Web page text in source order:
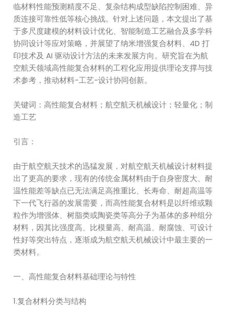
临材料性能预测精度不足、复杂结构成型缺陷控制困难、异
质连接可靠性低等核心挑战。针对上述问题，本文提出了基
于多尺度建模的材料设计优化、智能制造工艺融合及多学科
协同设计等应对策略，并展望了纳米增强复合材料、4D 打
印技术及 AI 驱动设计方法的未来发展方向。研究旨在为航
空航天领域高性能复合材料的工程化应用提供理论支撑与技
术参考，推动材料-工艺-设计协同创新。
关键词：高性能复合材料；航空航天机械设计；轻量化；制
造工艺
引言：
由于航空航天技术的迅猛发展，对航空航天机械设计材料提
出了更高的要求，现有的传统金属材料由于自身密度大、耐
温性能差等缺点已无法满足高推重比、长寿命、耐超高温等
下一代飞行器的发展需要，而高性能复合材料是以纤维或颗
粒作为增强体、树脂类或陶瓷类等高分子为基体的多种组分
材料，因其比强度高、比模量高、耐高温、耐腐蚀、可设计
性好等突出特点，逐渐成为航空航天机械设计中最主要的一
类材料。
一、高性能复合材料基础理论与特性
1.复合材料分类与结构